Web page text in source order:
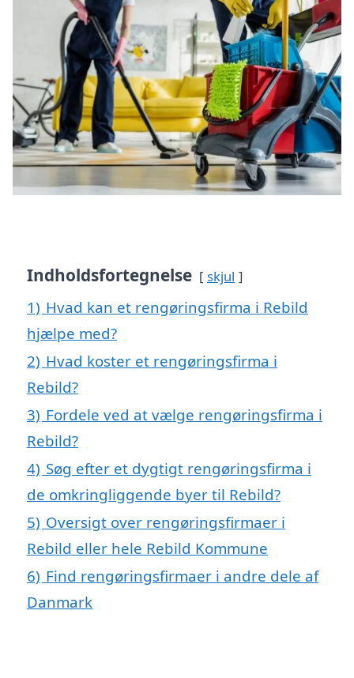
Indholdsfortegnelse skjul
1) Hvad kan et rengøringsfirma i Rebild
hjælpe med?
2) Hvad koster et rengøringsfirma i
Rebild?
3) Fordele ved at vælge rengøringsfirma i
Rebild?
4) Søg efter et dygtigt rengøringsfirma i
de omkringliggende byer til Rebild?
5) Oversigt over rengøringsfirmaer i
Rebild eller hele Rebild Kommune
6) Find rengøringsfirmaer i andre dele af
Danmark